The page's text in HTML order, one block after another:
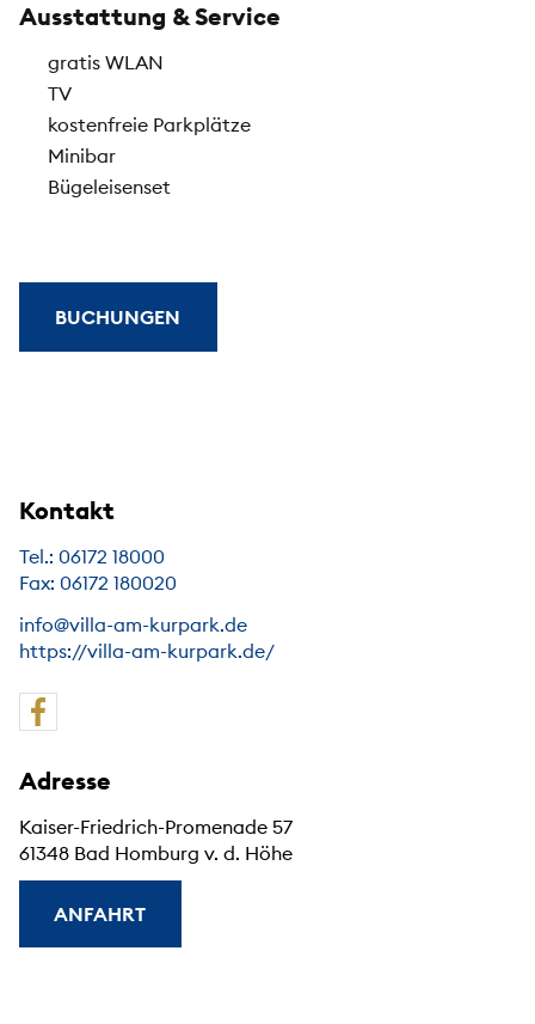
Ausstattung & Service
gratis WLAN
TV
kostenfreie Parkplätze
Minibar
Bügeleisenset
BUCHUNGEN
Kontakt
Tel.: 06172 18000
Fax: 06172 180020
info@villa-am-kurpark.de
https://villa-am-kurpark.de/
Adresse
Kaiser-Friedrich-Promenade 57
61348 Bad Homburg v. d. Höhe
ANFAHRT